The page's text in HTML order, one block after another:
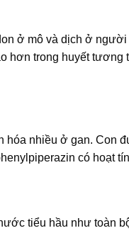
ở mô và dịch ở
hơn trong huyết
hóa nhiều ở gan. Con
có hoạt
tiểu hầu như toàn